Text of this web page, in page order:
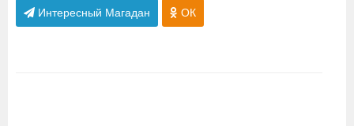
Интересный Магадан ОК